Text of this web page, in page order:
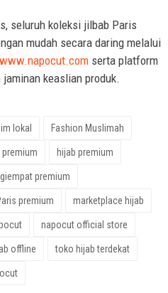
seluruh koleksi jilbab Paris
mudah secara daring melalui
www.napocut.com serta platform
keaslian produk.
lokal Fashion Muslimah
premium hijab premium
premium
premium marketplace hijab
napocut official store
offline toko hijab terdekat